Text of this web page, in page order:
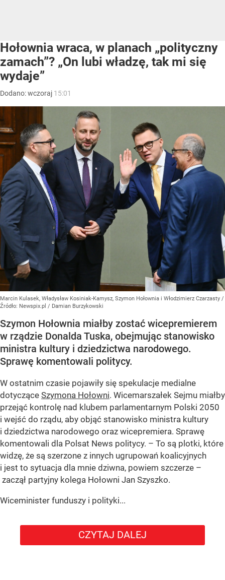
Hołownia wraca, w planach „polityczny
zamach”? „On lubi władzę, tak mi się
wydaje”
Dodano:wczoraj 15:01
Marcin Kulasek, Władysław Kosiniak-Kamysz, Szymon Hołownia i Włodzimierz Czarzasty /
Źródło: Newspix.pl / Damian Burzykowski
Szymon Hołownia miałby zostać wicepremierem
w rządzie Donalda Tuska, obejmując stanowisko
ministra kultury i dziedzictwa narodowego.
Sprawę komentowali politycy.
W ostatnim czasie pojawiły się spekulacje medialne
dotyczące Szymona Hołowni. Wicemarszałek Sejmu miałby
przejąć kontrolę nad klubem parlamentarnym Polski 2050
i wejść do rządu, aby objąć stanowisko ministra kultury
i dziedzictwa narodowego oraz wicepremiera. Sprawę
komentowali dla Polsat News politycy. – To są plotki, które
widzę, że są szerzone z innych ugrupowań koalicyjnych
i jest to sytuacja dla mnie dziwna, powiem szczerze –
zaczął partyjny kolega Hołowni Jan Szyszko.
Wiceminister funduszy i polityki...
CZYTAJ DALEJ